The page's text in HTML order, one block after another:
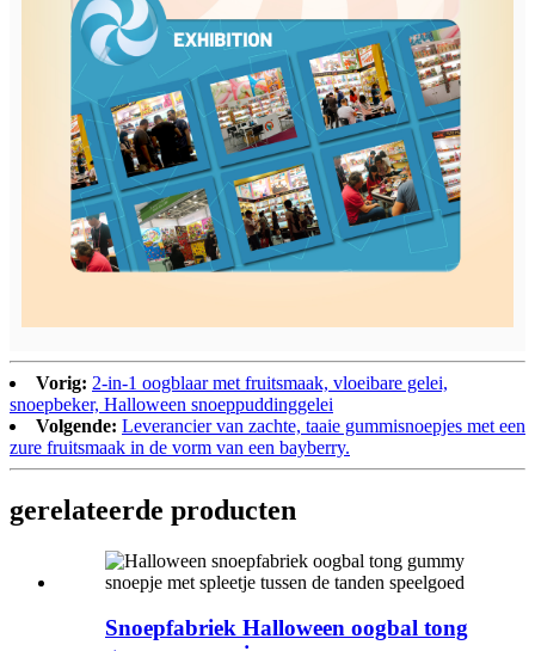
Vorig: 2-in-1 oogblaar met fruitsmaak, vloeibare gelei,
snoepbeker, Halloween snoeppuddinggelei
Volgende: Leverancier van zachte, taaie gummisnoepjes met een
zure fruitsmaak in de vorm van een bayberry.
gerelateerde producten
Snoepfabriek Halloween oogbal tong